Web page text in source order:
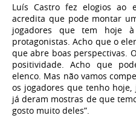
Luís Castro fez elogios ao
acredita que pode montar
jogadores que tem hoje à
protagonistas. Acho que o
que abre boas perspectivas.
positividade. Acho que
elenco. Mas não vamos
os jogadores que tenho
já deram mostras de que
gosto muito deles”.